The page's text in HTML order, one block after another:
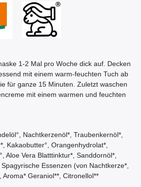
1-2 Mal pro Woche dick auf. Decken
mit einem warm-feuchten Tuch ab
für ganze 15 Minuten. Zuletzt waschen
mit einem warmen und feuchten
Nachtkerzenöl*, Traubenkernöl*,
Kakaobutter°, Orangenhydrolat*,
Aloe Vera Blatttinktur*, Sanddornöl*,
Essenzen (von Nachtkerze*,
Aroma* Geraniol**, Citronellol**